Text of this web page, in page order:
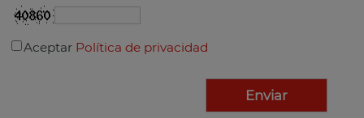
Aceptar Política de privacidad